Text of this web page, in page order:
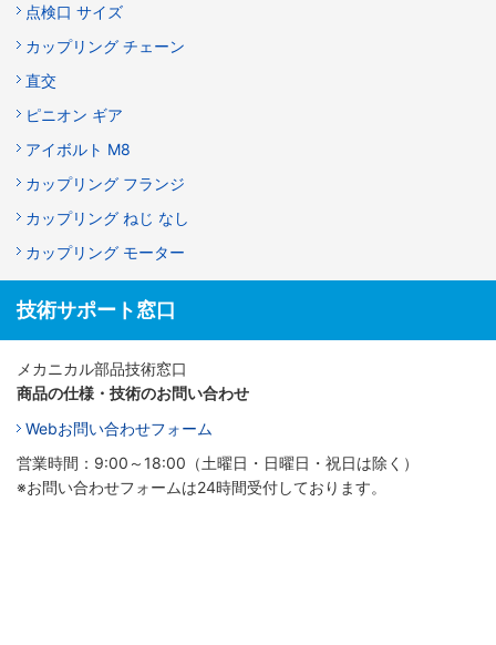
点検口 サイズ
カップリング チェーン
直交
ピニオン ギア
アイボルト M8
カップリング フランジ
カップリング ねじ なし
カップリング モーター
技術サポート窓口
メカニカル部品技術窓口
商品の仕様・技術のお問い合わせ
Webお問い合わせフォーム
営業時間：9:00～18:00（土曜日・日曜日・祝日は除く）
※お問い合わせフォームは24時間受付しております。